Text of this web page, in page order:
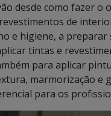
desde como fazer o
de
e higiene, a preparar
tintas e
para aplicar
marmorização e
para os